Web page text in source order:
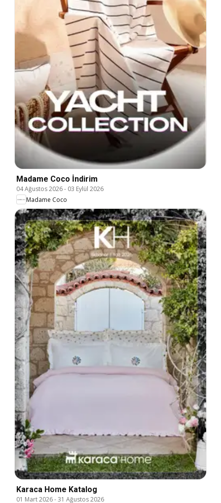
Madame Coco İndirim
04 Ağustos 2026- 03 Eylül 2026
Madame Coco
Karaca Home Katalog
01 Mart 2026-31 Ağustos 2026